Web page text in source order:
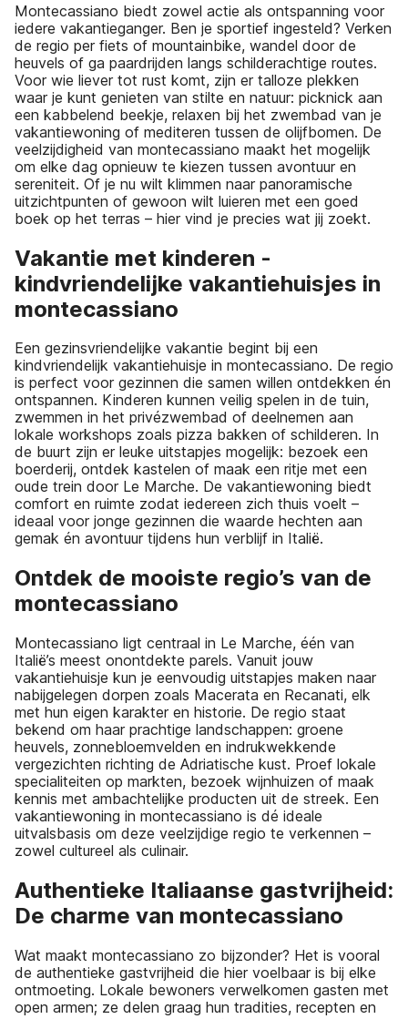
Montecassiano biedt zowel actie als ontspanning voor
iedere vakantieganger. Ben je sportief ingesteld? Verken
de regio per fiets of mountainbike, wandel door de
heuvels of ga paardrijden langs schilderachtige routes.
Voor wie liever tot rust komt, zijn er talloze plekken
waar je kunt genieten van stilte en natuur: picknick aan
een kabbelend beekje, relaxen bij het zwembad van je
vakantiewoning of mediteren tussen de olijfbomen. De
veelzijdigheid van montecassiano maakt het mogelijk
om elke dag opnieuw te kiezen tussen avontuur en
sereniteit. Of je nu wilt klimmen naar panoramische
uitzichtpunten of gewoon wilt luieren met een goed
boek op het terras – hier vind je precies wat jij zoekt.
Vakantie met kinderen -
kindvriendelijke vakantiehuisjes in
montecassiano
Een gezinsvriendelijke vakantie begint bij een
kindvriendelijk vakantiehuisje in montecassiano. De regio
is perfect voor gezinnen die samen willen ontdekken én
ontspannen. Kinderen kunnen veilig spelen in de tuin,
zwemmen in het privézwembad of deelnemen aan
lokale workshops zoals pizza bakken of schilderen. In
de buurt zijn er leuke uitstapjes mogelijk: bezoek een
boerderij, ontdek kastelen of maak een ritje met een
oude trein door Le Marche. De vakantiewoning biedt
comfort en ruimte zodat iedereen zich thuis voelt –
ideaal voor jonge gezinnen die waarde hechten aan
gemak én avontuur tijdens hun verblijf in Italië.
Ontdek de mooiste regio’s van de
montecassiano
Montecassiano ligt centraal in Le Marche, één van
Italië’s meest onontdekte parels. Vanuit jouw
vakantiehuisje kun je eenvoudig uitstapjes maken naar
nabijgelegen dorpen zoals Macerata en Recanati, elk
met hun eigen karakter en historie. De regio staat
bekend om haar prachtige landschappen: groene
heuvels, zonnebloemvelden en indrukwekkende
vergezichten richting de Adriatische kust. Proef lokale
specialiteiten op markten, bezoek wijnhuizen of maak
kennis met ambachtelijke producten uit de streek. Een
vakantiewoning in montecassiano is dé ideale
uitvalsbasis om deze veelzijdige regio te verkennen –
zowel cultureel als culinair.
Authentieke Italiaanse gastvrijheid:
De charme van montecassiano
Wat maakt montecassiano zo bijzonder? Het is vooral
de authentieke gastvrijheid die hier voelbaar is bij elke
ontmoeting. Lokale bewoners verwelkomen gasten met
open armen; ze delen graag hun tradities, recepten en